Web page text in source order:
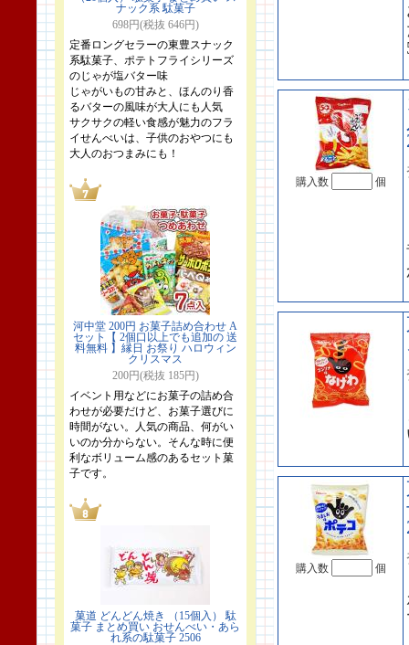
ナック系 駄菓子
698円(税抜 646円)
定番ロングセラーの東豊スナック
系駄菓子、ポテトフライシリーズ
のじゃが塩バター味
じゃがいもの甘みと、ほんのり香
るバターの風味が大人にも人気
サクサクの軽い食感が魅力のフラ
イせんべいは、子供のおやつにも
大人のおつまみにも！
河中堂 200円 お菓子詰め合わせ A
セット【 2個口以上でも追加の 送
料無料 】縁日 お祭り ハロウィン
クリスマス
200円(税抜 185円)
イベント用などにお菓子の詰め合
わせが必要だけど、お菓子選びに
時間がない。人気の商品、何がい
いのか分からない。そんな時に便
利なボリューム感のあるセット菓
子です。
菓道 どんどん焼き （15個入） 駄
菓子 まとめ買い おせんべい・あら
れ系の駄菓子 2506
購入数 個
購入数 個